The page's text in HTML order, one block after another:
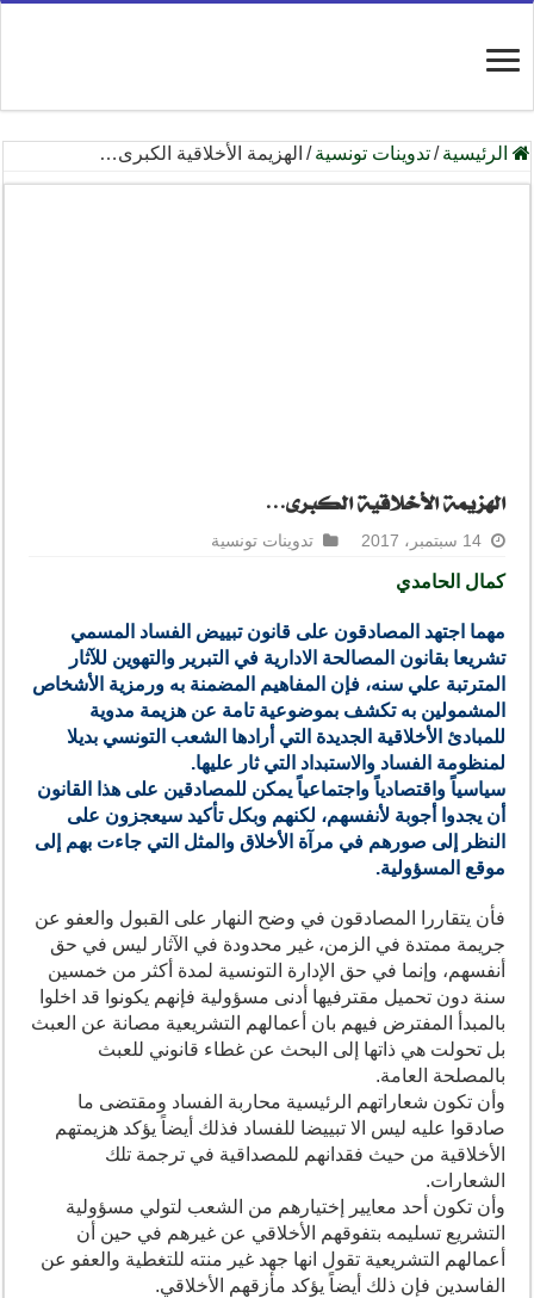
الرئيسية /تدوينات تونسية / الهزيمة الأخلاقية الكبرى…
الهزيمة الأخلاقية الكبرى…
14 سبتمبر، 2017 تدوينات تونسية
كمال الحامدي
مهما اجتهد المصادقون على قانون تبييض الفساد المسمي
تشريعا بقانون المصالحة الادارية في التبرير والتهوين للآثار
المترتبة علي سنه، فإن المفاهيم المضمنة به ورمزية الأشخاص
المشمولين به تكشف بموضوعية تامة عن هزيمة مدوية
للمبادئ الأخلاقية الجديدة التي أرادها الشعب التونسي بديلا
لمنظومة الفساد والاستبداد التي ثار عليها.
سياسياً واقتصادياً واجتماعياً يمكن للمصادقين على هذا القانون
أن يجدوا أجوبة لأنفسهم، لكنهم وبكل تأكيد سيعجزون على
النظر إلى صورهم في مرآة الأخلاق والمثل التي جاءت بهم إلى
موقع المسؤولية.
فأن يتقاررا المصادقون في وضح النهار على القبول والعفو عن
جريمة ممتدة في الزمن، غير محدودة في الآثار ليس في حق
أنفسهم، وإنما في حق الإدارة التونسية لمدة أكثر من خمسين
سنة دون تحميل مقترفيها أدنى مسؤولية فإنهم يكونوا قد اخلوا
بالمبدأ المفترض فيهم بان أعمالهم التشريعية مصانة عن العبث
بل تحولت هي ذاتها إلى البحث عن غطاء قانوني للعبث
بالمصلحة العامة.
وأن تكون شعاراتهم الرئيسية محاربة الفساد ومقتضى ما
صادقوا عليه ليس الا تبييضا للفساد فذلك أيضاً يؤكد هزيمتهم
الأخلاقية من حيث فقدانهم للمصداقية في ترجمة تلك
الشعارات.
وأن تكون أحد معايير إختيارهم من الشعب لتولي مسؤولية
التشريع تسليمه بتفوقهم الأخلاقي عن غيرهم في حين أن
أعمالهم التشريعية تقول انها جهد غير منته للتغطية والعفو عن
الفاسدين فإن ذلك أيضاً يؤكد مأزقهم الأخلاقي.